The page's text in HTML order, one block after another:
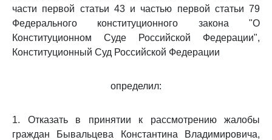
части первой статьи 43 и частью первой статьи 79
Федерального конституционного закона "О
Конституционном Суде Российской Федерации",
Конституционный Суд Российской Федерации
определил:
1. Отказать в принятии к рассмотрению жалобы
граждан Бывальцева Константина Владимировича,